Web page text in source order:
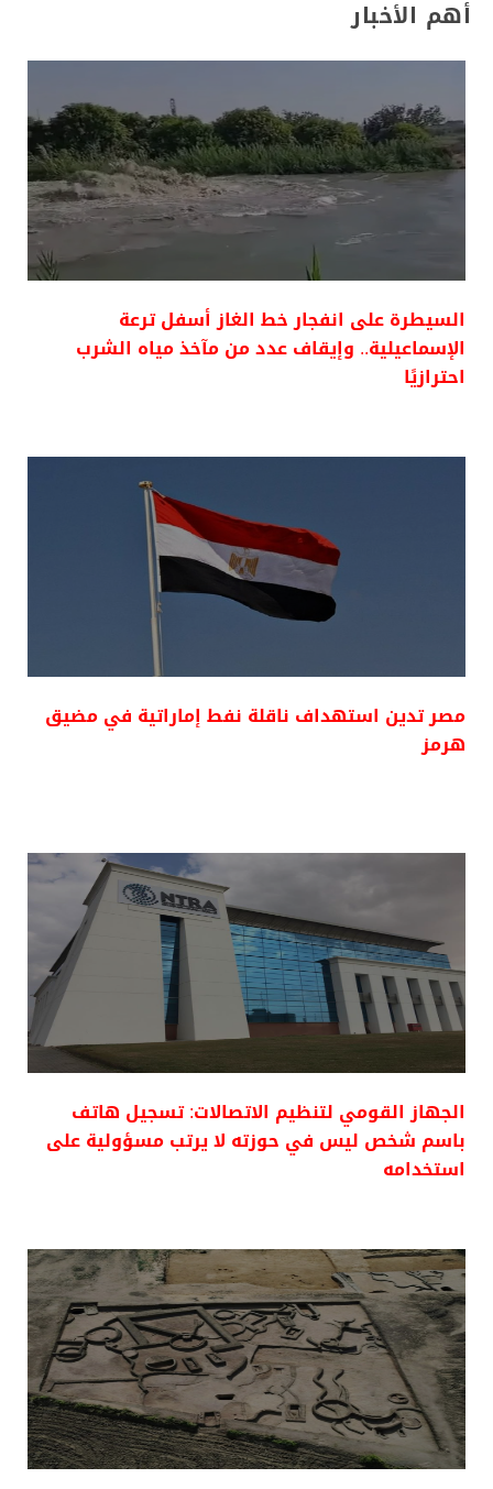
أهم الأخبار
السيطرة على انفجار خط الغاز أسفل ترعة
الإسماعيلية.. وإيقاف عدد من مآخذ مياه الشرب
احترازيًا
مصر تدين استهداف ناقلة نفط إماراتية في مضيق
هرمز
الجهاز القومي لتنظيم الاتصالات: تسجيل هاتف
باسم شخص ليس في حوزته لا يرتب مسؤولية على
استخدامه